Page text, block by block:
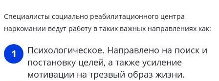
Специалисты социально реабилитационного центра
наркомании ведут работу в таких важных направлениях как:
Психологическое. Направлено на поиск и
постановку целей, а также усиление
мотивации на трезвый образ жизни.